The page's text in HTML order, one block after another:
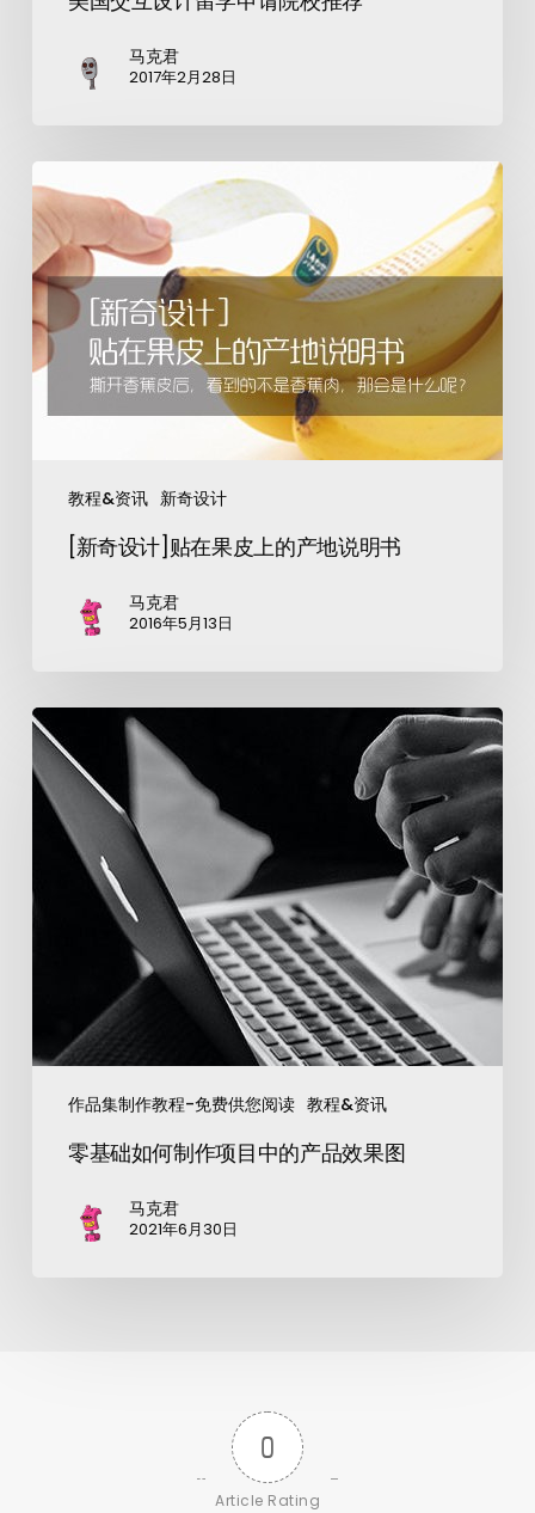
马克君
2017年2月28日
教程&资讯 新奇设计
[新奇设计]贴在果皮上的产地说明书
马克君
2016年5月13日
作品集制作教程-免费供您阅读 教程&资讯
零基础如何制作项目中的产品效果图
马克君
2021年6月30日
0
Article Rating